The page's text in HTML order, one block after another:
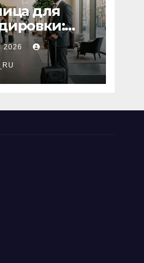
для
выбора